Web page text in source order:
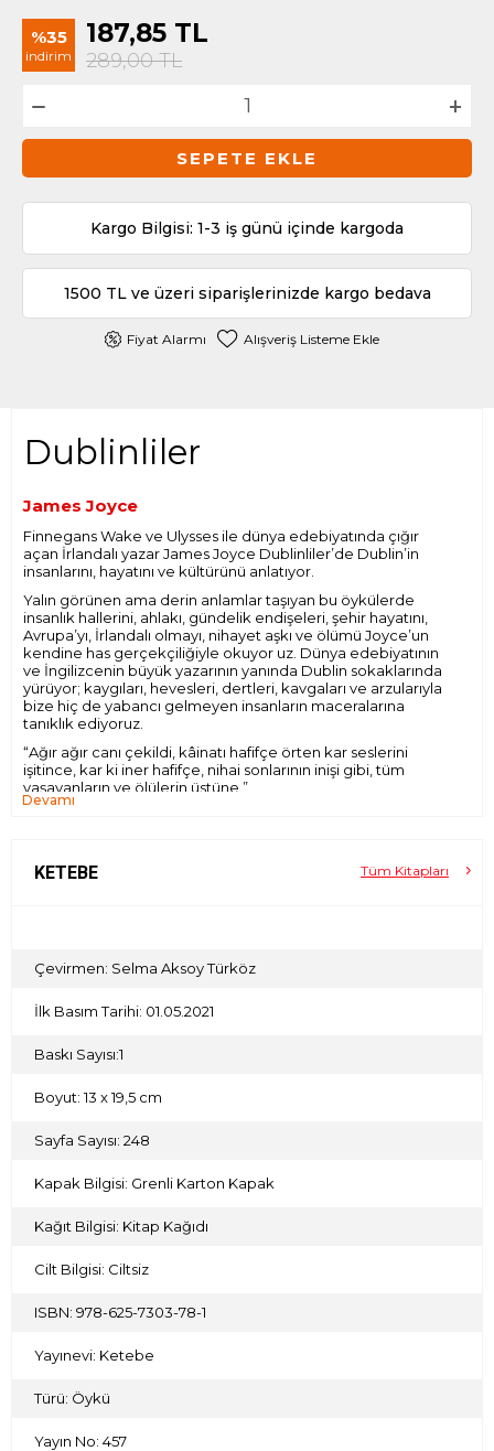
%35
indirim
187,85 TL
289,00TL
SEPETE EKLE
Kargo Bilgisi: 1-3 iş günü içinde kargoda
1500 TL ve üzeri siparişlerinizde kargo bedava
Fiyat Alarmı Alışveriş Listeme Ekle
Dublinliler
James Joyce
Finnegans Wake ve Ulysses ile dünya edebiyatında çığır
açan İrlandalı yazar James Joyce Dublinliler’de Dublin’in
insanlarını, hayatını ve kültürünü anlatıyor.
Yalın görünen ama derin anlamlar taşıyan bu öykülerde
insanlık hallerini, ahlakı, gündelik endişeleri, şehir hayatını,
Avrupa’yı, İrlandalı olmayı, nihayet aşkı ve ölümü Joyce’un
kendine has gerçekçiliğiyle okuyor uz. Dünya edebiyatının
ve İngilizcenin büyük yazarının yanında Dublin sokaklarında
yürüyor; kaygıları, hevesleri, dertleri, kavgaları ve arzularıyla
bize hiç de yabancı gelmeyen insanların maceralarına
tanıklık ediyoruz.
“Ağır ağır canı çekildi, kâinatı hafifçe örten kar seslerini
işitince, kar ki iner hafifçe, nihai sonlarının inişi gibi, tüm
yaşayanların ve ölülerin üstüne.”
Devamı
KETEBE Tüm Kitapları
Çevirmen: Selma Aksoy Türköz
İlk Basım Tarihi: 01.05.2021
Baskı Sayısı:1
Boyut: 13 x 19,5 cm
Sayfa Sayısı: 248
Kapak Bilgisi: Grenli Karton Kapak
Kağıt Bilgisi: Kitap Kağıdı
Cilt Bilgisi: Ciltsiz
ISBN: 978-625-7303-78-1
Yayınevi: Ketebe
Türü: Öykü
Yayın No: 457